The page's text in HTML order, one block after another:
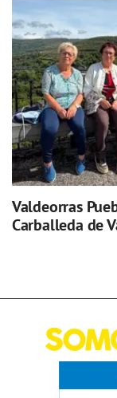
Valdeorras
Carballeda de